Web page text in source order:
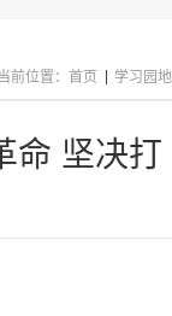
前位置： 首页 学习园地
命 坚决打